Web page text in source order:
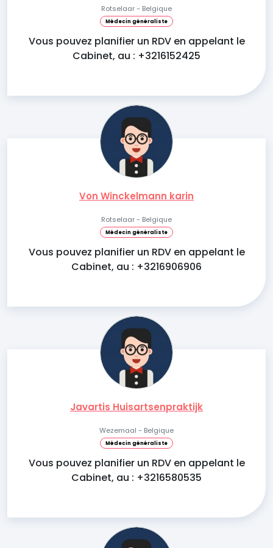
Rotselaar - Belgique
Médecin généraliste
Vous pouvez planifier un RDV en appelant le
Cabinet, au : +3216152425
Von Winckelmann karin
Rotselaar - Belgique
Médecin généraliste
Vous pouvez planifier un RDV en appelant le
Cabinet, au : +3216906906
Javartis Huisartsenpraktijk
Wezemaal - Belgique
Médecin généraliste
Vous pouvez planifier un RDV en appelant le
Cabinet, au : +3216580535